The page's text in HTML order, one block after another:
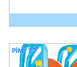
PİM- 22